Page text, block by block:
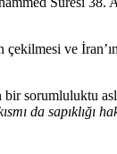
ve
bir sorumluluktu
da sapıklığı